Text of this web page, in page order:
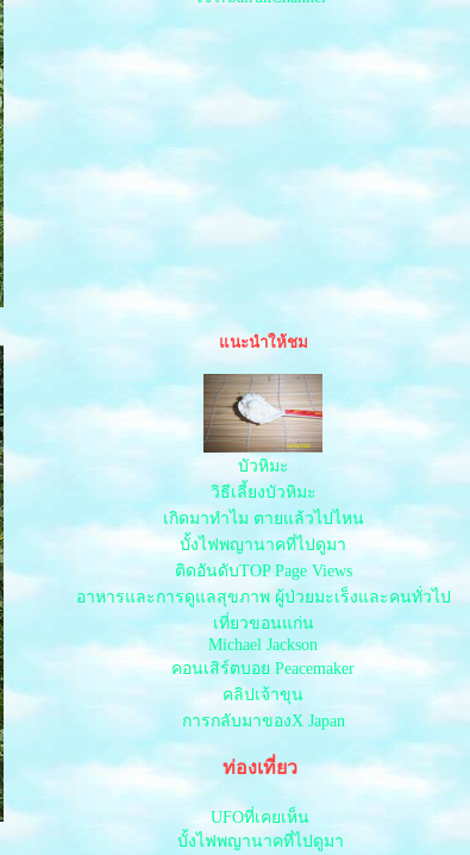
นะนำให้ชม
บัวหิมะ
วิธีเลี้ยงบัวหิมะ
เกิดมาทำไม ตายแล้วไปไหน
บั้งไฟพญานาคที่ไปดูมา
ติดอันดับTOP Page Views
อาหารและการดูแลสุขภาพ ผู้ป่วยมะเร็งและคนทั่วไป
เที่ยวขอนแก่น
Michael Jackson
คอนเสิร์ตบอย Peacemaker
คลิปเจ้าขุน
การกลับมาของX Japan
ท่องเที่ยว
UFOที่เคยเห็น
บั้งไฟพญานาคที่ไปดูมา